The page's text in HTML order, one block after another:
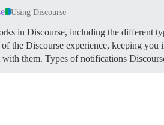
Using Discourse
in Discourse, including the different
the Discourse experience, keeping
with them. Types of notifications